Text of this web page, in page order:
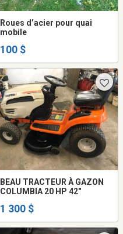
Roues d’acier pour quai
mobile
100 $
BEAU TRACTEUR À GAZON
COLUMBIA 20 HP 42"
1 300 $